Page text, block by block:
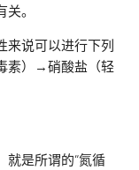
。
来说可以进行下列
素）→硝酸盐（轻
就是所谓的“氮循